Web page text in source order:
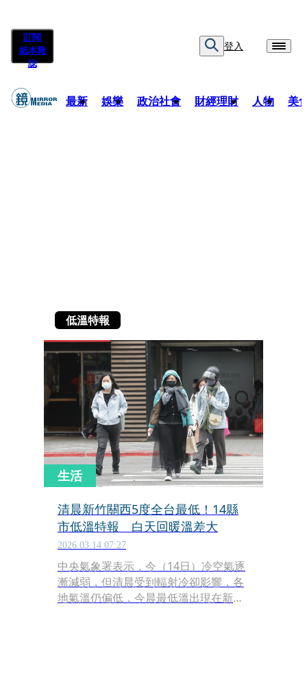
訂閱
紙本雜
誌
登入
最新 娛樂 政治社會 財經理財 人物 美
低溫特報
生活
清晨新竹關西5度全台最低！14縣
市低溫特報 白天回暖溫差大
2026.03.14 07:27
中央氣象署表示，今（14日）冷空氣逐
漸減弱，但清晨受到輻射冷卻影響，各
地氣溫仍偏低，今晨最低溫出現在新竹